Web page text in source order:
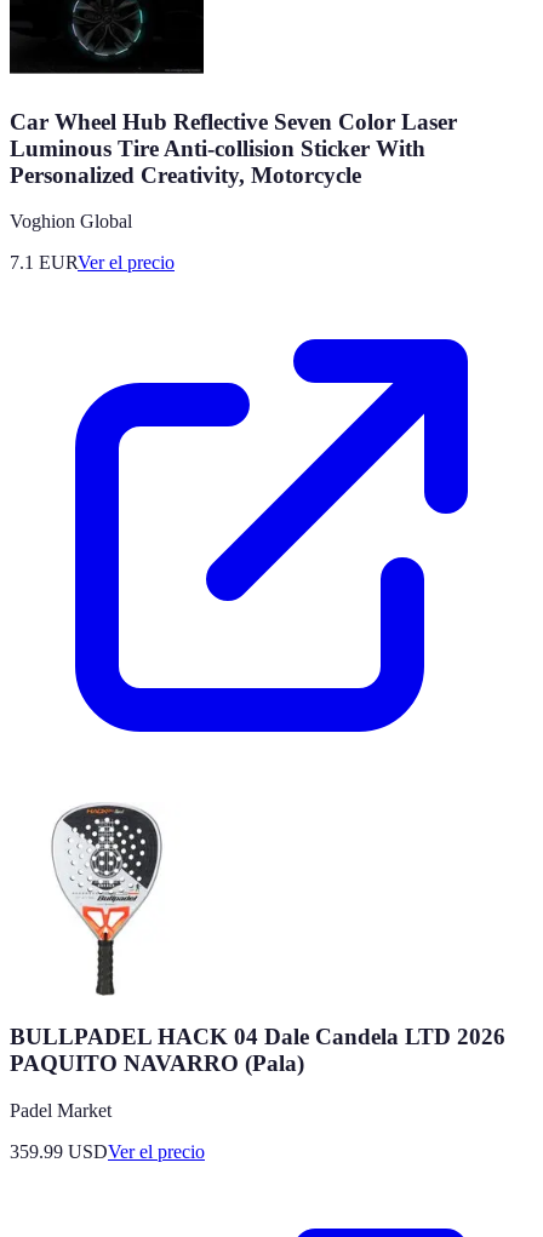
Car Wheel Hub Reflective Seven Color Laser
Luminous Tire Anti-collision Sticker With
Personalized Creativity, Motorcycle
Voghion Global
7.1 EURVer el precio
BULLPADEL HACK 04 Dale Candela LTD 2026
PAQUITO NAVARRO (Pala)
Padel Market
359.99 USDVer el precio